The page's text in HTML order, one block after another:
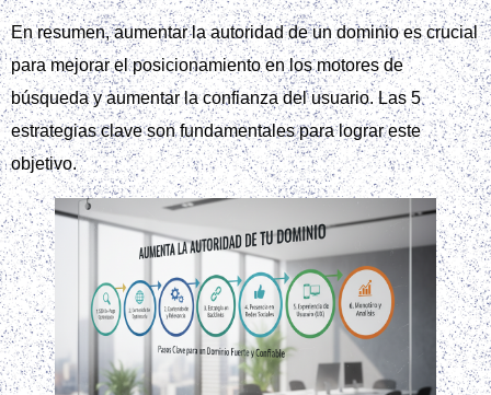
En resumen, aumentar la autoridad de un dominio es crucial
para mejorar el posicionamiento en los motores de
búsqueda y aumentar la confianza del usuario. Las 5
estrategias clave son fundamentales para lograr este
objetivo.